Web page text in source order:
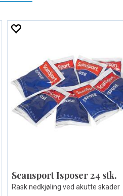
Scansport Isposer 24 stk.
Rask nedkjøling ved akutte skader